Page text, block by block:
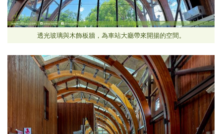
透光玻璃與木飾板牆，為車站大廳帶來開揚的空間。